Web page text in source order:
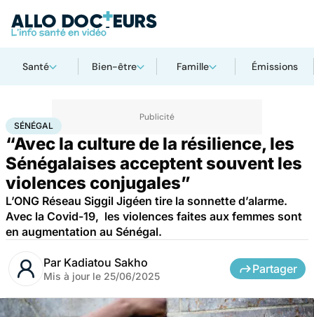
Santé Bien-être Famille Émissions
AccueilSanté
SÉNÉGAL
“Avec la culture de la résilience, les
Sénégalaises acceptent souvent les
violences conjugales”
L’ONG Réseau Siggil Jigéen tire la sonnette d’alarme.
Avec la Covid-19, les violences faites aux femmes sont
en augmentation au Sénégal.
Par Kadiatou Sakho
Mis à jour le 25/06/2025
Partager